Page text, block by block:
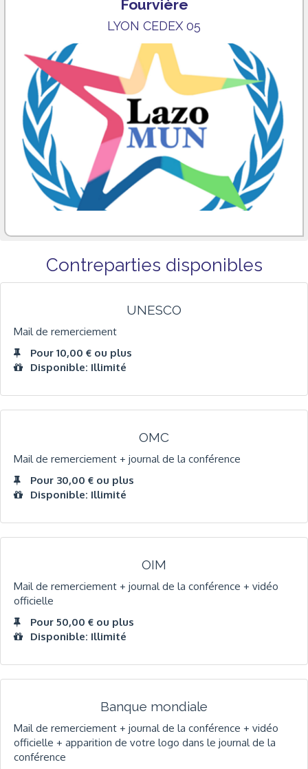
Fourvière
LYON CEDEX 05
Contreparties disponibles
UNESCO
Mail de remerciement
Pour 10,00 € ou plus
Disponible: Illimité
OMC
Mail de remerciement + journal de la conférence
Pour 30,00 € ou plus
Disponible: Illimité
OIM
Mail de remerciement + journal de la conférence + vidéo
officielle
Pour 50,00 € ou plus
Disponible: Illimité
Banque mondiale
Mail de remerciement + journal de la conférence + vidéo
officielle + apparition de votre logo dans le journal de la
conférence